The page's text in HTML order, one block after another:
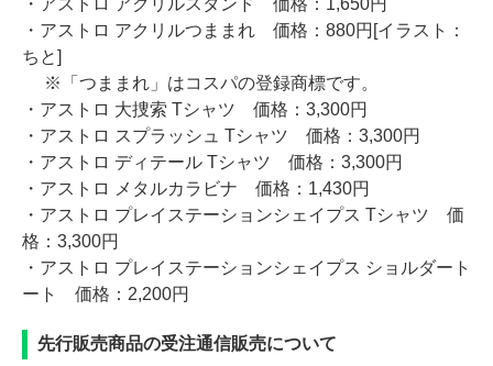
・アストロ アクリルスタンド 価格：1,650円
・アストロ アクリルつままれ 価格：880円[イラスト：
ちと]
※「つままれ」はコスパの登録商標です。
・アストロ 大捜索 Tシャツ 価格：3,300円
・アストロ スプラッシュ Tシャツ 価格：3,300円
・アストロ ディテール Tシャツ 価格：3,300円
・アストロ メタルカラビナ 価格：1,430円
・アストロ プレイステーションシェイプス Tシャツ 価
格：3,300円
・アストロ プレイステーションシェイプス ショルダート
ート 価格：2,200円
先行販売商品の受注通信販売について